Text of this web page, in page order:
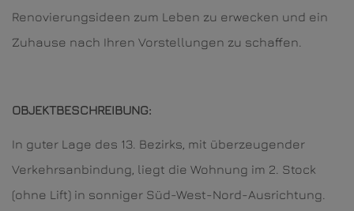
Renovierungsideen zum Leben zu erwecken und ein
Zuhause nach Ihren Vorstellungen zu schaffen.
OBJEKTBESCHREIBUNG:
In guter Lage des 13. Bezirks, mit überzeugender
Verkehrsanbindung, liegt die Wohnung im 2. Stock
(ohne Lift) in sonniger Süd-West-Nord-Ausrichtung.